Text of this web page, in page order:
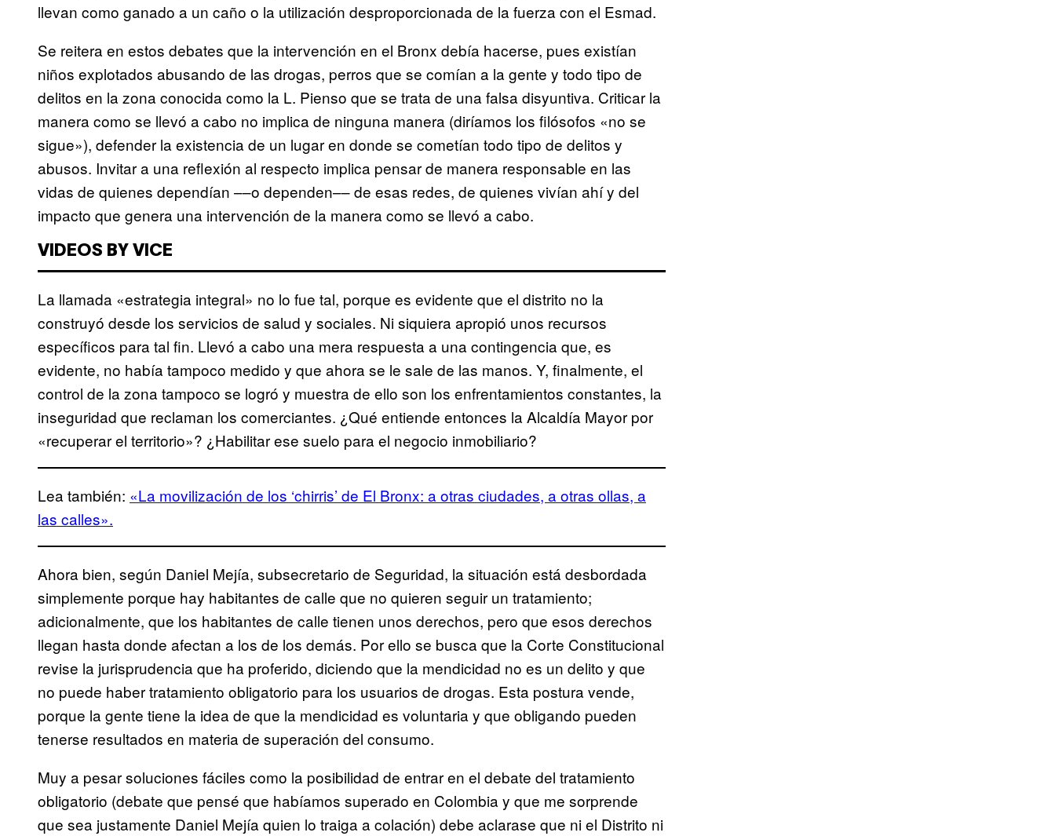
llevan como ganado a un caño o la utilización desproporcionada de la fuerza con el Esmad.
Se reitera en estos debates que la intervención en el Bronx debía hacerse, pues existían
niños explotados abusando de las drogas, perros que se comían a la gente y todo tipo de
delitos en la zona conocida como la L. Pienso que se trata de una falsa disyuntiva. Criticar la
manera como se llevó a cabo no implica de ninguna manera (diríamos los filósofos «no se
sigue»), defender la existencia de un lugar en donde se cometían todo tipo de delitos y
abusos. Invitar a una reflexión al respecto implica pensar de manera responsable en las
vidas de quienes dependían ––o dependen–– de esas redes, de quienes vivían ahí y del
impacto que genera una intervención de la manera como se llevó a cabo.
VIDEOS BY VICE
La llamada «estrategia integral» no lo fue tal, porque es evidente que el distrito no la
construyó desde los servicios de salud y sociales. Ni siquiera apropió unos recursos
específicos para tal fin. Llevó a cabo una mera respuesta a una contingencia que, es
evidente, no había tampoco medido y que ahora se le sale de las manos. Y, finalmente, el
control de la zona tampoco se logró y muestra de ello son los enfrentamientos constantes, la
inseguridad que reclaman los comerciantes. ¿Qué entiende entonces la Alcaldía Mayor por
«recuperar el territorio»? ¿Habilitar ese suelo para el negocio inmobiliario?
Lea también: «La movilización de los ‘chirris’ de El Bronx: a otras ciudades, a otras ollas, a
las calles».
Ahora bien, según Daniel Mejía, subsecretario de Seguridad, la situación está desbordada
simplemente porque hay habitantes de calle que no quieren seguir un tratamiento;
adicionalmente, que los habitantes de calle tienen unos derechos, pero que esos derechos
llegan hasta donde afectan a los de los demás. Por ello se busca que la Corte Constitucional
revise la jurisprudencia que ha proferido, diciendo que la mendicidad no es un delito y que
no puede haber tratamiento obligatorio para los usuarios de drogas. Esta postura vende,
porque la gente tiene la idea de que la mendicidad es voluntaria y que obligando pueden
tenerse resultados en materia de superación del consumo.
Muy a pesar soluciones fáciles como la posibilidad de entrar en el debate del tratamiento
obligatorio (debate que pensé que habíamos superado en Colombia y que me sorprende
que sea justamente Daniel Mejía quien lo traiga a colación) debe aclarase que ni el Distrito ni